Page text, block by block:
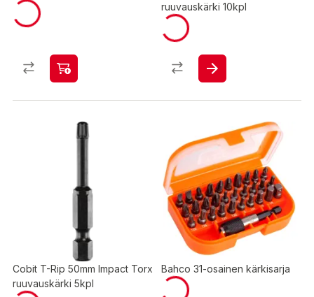
ruuvauskärki 10kpl
Cobit T-Rip 50mm Impact Torx
ruuvauskärki 5kpl
Bahco 31-osainen kärkisarja